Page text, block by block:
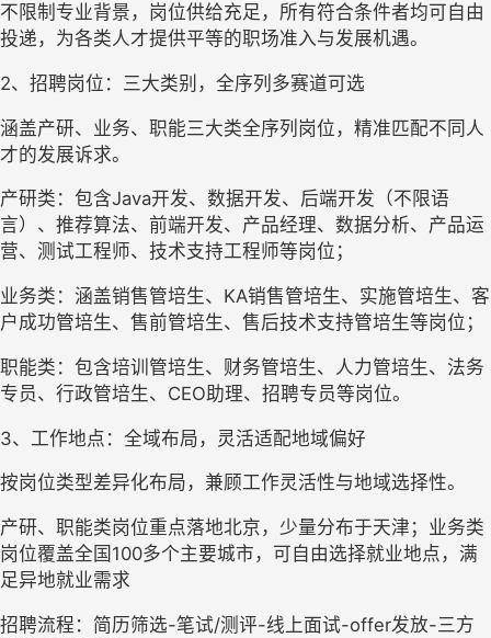
不限制专业背景，岗位供给充足，所有符合条件者均可自由
投递，为各类人才提供平等的职场准入与发展机遇。
2、 招聘岗位 ： 三大类别 ，全序列多赛道可选
涵盖产研、业务、职能三大类全序列岗位，精准匹配不同人
才的发展诉求。
产研类 ： 包含Java开发、 数据开发、后端开发（不限语
言）、推荐算法、前端开发、 产品经理、数据分析、产品运
营、测试工程师、技术支持工程师等岗位；
业务类 ： 涵盖销售管培生、 KA销售管培生、 实施管培生、客
户成功管培生、售前管培生、售后技术支持管培生等岗位 ；
职能类 ： 包含培训管培生、财务管培生、人力管培生、法务
专员、行政管培生、CEO助理、招聘专员等岗位。
3、 工作地点 ： 全域布局，灵活适配地域偏好
按岗位类型差异化布局，兼顾工作灵活性与地域选择性。
产研、职能类岗位重点落地北京，少量分布于天津；业务类
岗位覆盖全国100多个主要城市，可自由选择就业地点，满
足异地就业需求
招聘流程：简历筛选-笔试/测评-线上面试-offer发放-三方